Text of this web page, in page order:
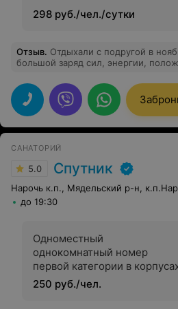
298 руб./чел./сутки
Отзыв. Отдыхали с подругой в
большой заряд сил, энергии,
Соответственно цена - качество.
персонал подобран высокой
высоте и другие подразделения.
спортивного и культурного отдыха,
Спасибо "Приозерный"! До новых
САНАТОРИЙ
5.0 Спутник
до 19:30
Одноместный
однокомнатный номер
первой категории в
250 руб./чел.